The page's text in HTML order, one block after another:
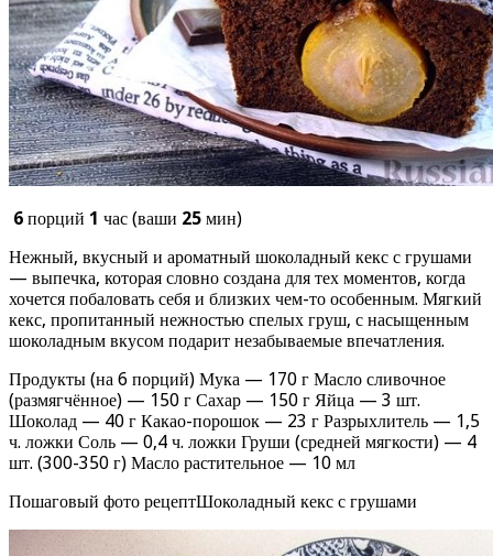
6 порций 1 час (ваши 25 мин)
Нежный, вкусный и ароматный шоколадный кекс с грушами
— выпечка, которая словно создана для тех моментов, когда
хочется побаловать себя и близких чем-то особенным. Мягкий
кекс, пропитанный нежностью спелых груш, с насыщенным
шоколадным вкусом подарит незабываемые впечатления.
Продукты (на 6 порций) Мука — 170 г Масло сливочное
(размягчённое) — 150 г Сахар — 150 г Яйца — 3 шт.
Шоколад — 40 г Какао-порошок — 23 г Разрыхлитель — 1,5
ч. ложки Соль — 0,4 ч. ложки Груши (средней мягкости) — 4
шт. (300-350 г) Масло растительное — 10 мл
Пошаговый фото рецептШоколадный кекс с грушами